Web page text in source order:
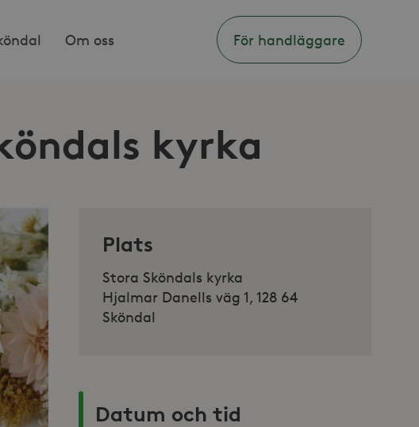
Om oss För handläggare
kyrka
Plats
Stora Sköndals kyrka
Hjalmar Danells väg 1, 128 64
Sköndal
Datum och tid